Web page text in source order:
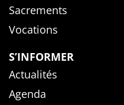
Sacrements
Vocations
S’INFORMER
Actualités
Agenda